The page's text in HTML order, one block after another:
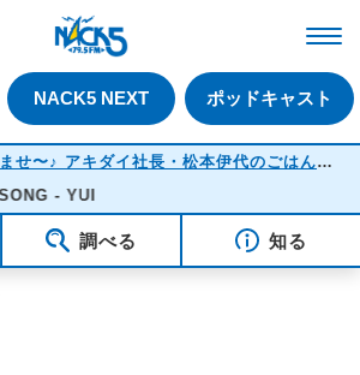
NACK5 NEXT ポッドキャスト
いらっしゃいませ〜♪ アキダイ社長・松本伊代のごはんのおかず何にする？
18:05- YUI
調べる 知る